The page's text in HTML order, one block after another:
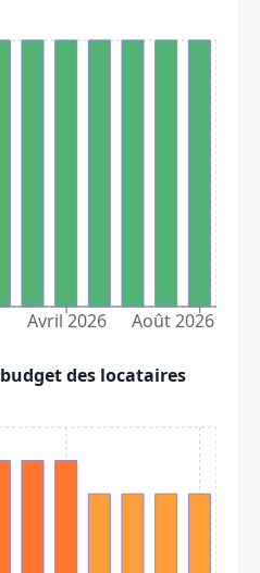
Avril 2026 Août 2026
des locataires